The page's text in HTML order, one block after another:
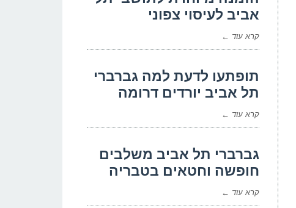
אביב לעיסוי צפוני
קרא עוד ←
תופתעו לדעת למה גברברי
תל אביב יורדים דרומה
קרא עוד ←
גברברי תל אביב משלבים
חופשה וחטאים בטבריה
קרא עוד ←